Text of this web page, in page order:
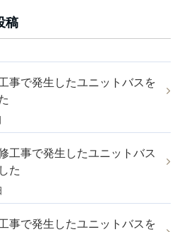
稿
事で発生したユニットバスを
工事で発生したユニットバス
た
事で発生したユニットバスを